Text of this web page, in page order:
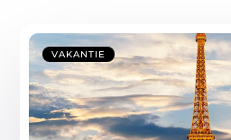
VAKANTIE